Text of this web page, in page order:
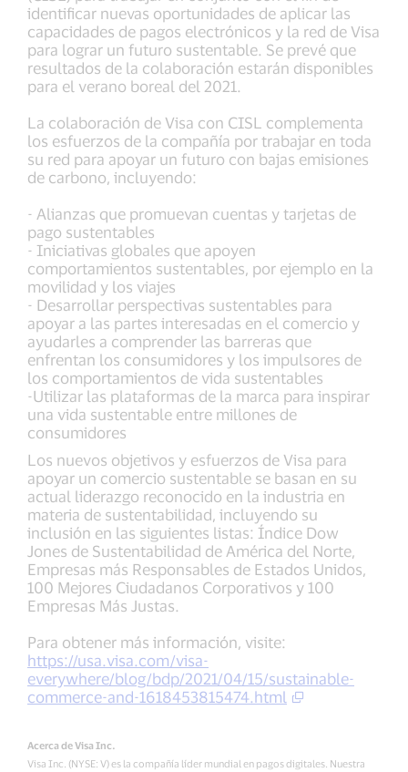
identificar nuevas oportunidades de aplicar las
capacidades de pagos electrónicos y la red de Visa
para lograr un futuro sustentable. Se prevé que
resultados de la colaboración estarán disponibles
para el verano boreal del 2021.
La colaboración de Visa con CISL complementa
los esfuerzos de la compañía por trabajar en toda
su red para apoyar un futuro con bajas emisiones
de carbono, incluyendo:
- Alianzas que promuevan cuentas y tarjetas de
pago sustentables
- Iniciativas globales que apoyen
comportamientos sustentables, por ejemplo en la
movilidad y los viajes
- Desarrollar perspectivas sustentables para
apoyar a las partes interesadas en el comercio y
ayudarles a comprender las barreras que
enfrentan los consumidores y los impulsores de
los comportamientos de vida sustentables
-Utilizar las plataformas de la marca para inspirar
una vida sustentable entre millones de
consumidores
Los nuevos objetivos y esfuerzos de Visa para
apoyar un comercio sustentable se basan en su
actual liderazgo reconocido en la industria en
materia de sustentabilidad, incluyendo su
inclusión en las siguientes listas: Índice Dow
Jones de Sustentabilidad de América del Norte,
Empresas más Responsables de Estados Unidos,
100 Mejores Ciudadanos Corporativos y 100
Empresas Más Justas.
Para obtener más información, visite:
https://usa.visa.com/visa-
everywhere/blog/bdp/2021/04/15/sustainable-
commerce-and-1618453815474.html
Acerca de Visa Inc.
Visa Inc. (NYSE: V) es la compañía líder mundial en pagos digitales. Nuestra